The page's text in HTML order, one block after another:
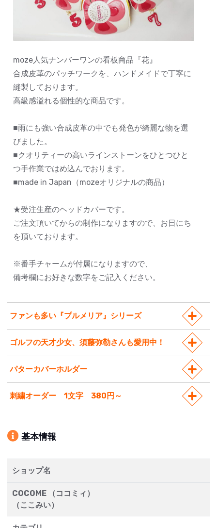
moze人気ナンバーワンの看板商品『花』
合成皮革のパッチワークを、ハンドメイドで丁寧に
縫製しております。
高級感溢れる個性的な商品です。
■雨にも強い合成皮革の中でも発色が綺麗な物を選
びました。
■クオリティーの高いラインストーンをひとつひと
つ手作業ではめ込んでおります。
■made in Japan（mozeオリジナルの商品）
★受注生産のヘッドカバーです。
ご注文頂いてからの制作になりますので、お日にち
を頂いております。
※番手チャームが付属になりますので、
備考欄にお好きな数字をご記入ください。
ファンも多い『プルメリア』シリーズ
ゴルフの天才少女、須藤弥勒さんも愛用中！
パターカバーホルダー
刺繍オーダー 1文字 380円～
基本情報
ショップ名
COCOME （ココミィ）
（ここみい）